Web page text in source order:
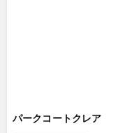
パークコートクレア